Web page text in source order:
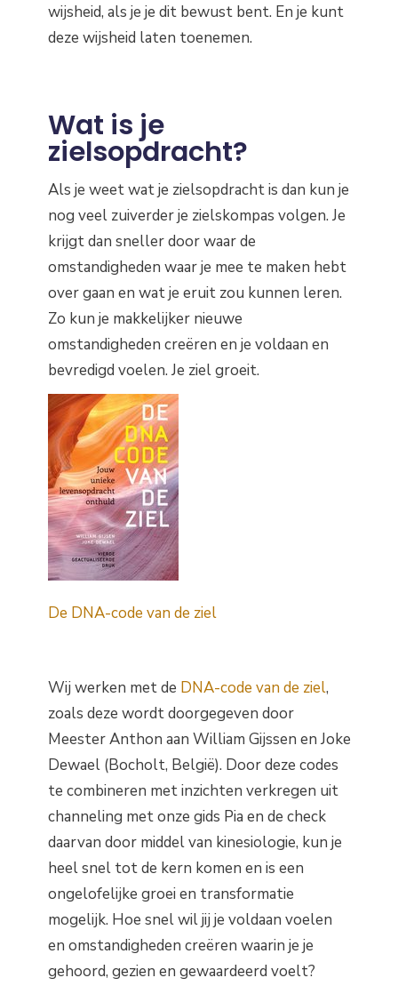
wijsheid, als je je dit bewust bent. En je kunt
deze wijsheid laten toenemen.
Wat is je
zielsopdracht?
Als je weet wat je zielsopdracht is dan kun je
nog veel zuiverder je zielskompas volgen. Je
krijgt dan sneller door waar de
omstandigheden waar je mee te maken hebt
over gaan en wat je eruit zou kunnen leren.
Zo kun je makkelijker nieuwe
omstandigheden creëren en je voldaan en
bevredigd voelen. Je ziel groeit.
De DNA-code van de ziel
Wij werken met de DNA-code van de ziel,
zoals deze wordt doorgegeven door
Meester Anthon aan William Gijssen en Joke
Dewael (Bocholt, België). Door deze codes
te combineren met inzichten verkregen uit
channeling met onze gids Pia en de check
daarvan door middel van kinesiologie, kun je
heel snel tot de kern komen en is een
ongelofelijke groei en transformatie
mogelijk. Hoe snel wil jij je voldaan voelen
en omstandigheden creëren waarin je je
gehoord, gezien en gewaardeerd voelt?